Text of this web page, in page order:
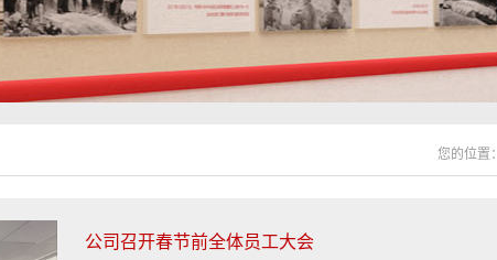
您的位置：
公司召开春节前全体员工大会